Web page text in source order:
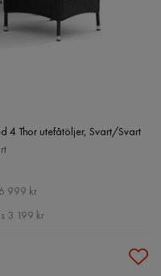
4 Thor utefåtöljer, Svart/Svart
999 kr
3 199 kr